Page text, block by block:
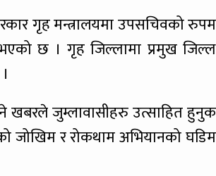
गृह मन्त्रालयमा उपसचिवको
छ । गृह जिल्लामा प्रमुख
जुम्लावासीहरु उत्साहित
जोखिम र रोकथाम अभियानको